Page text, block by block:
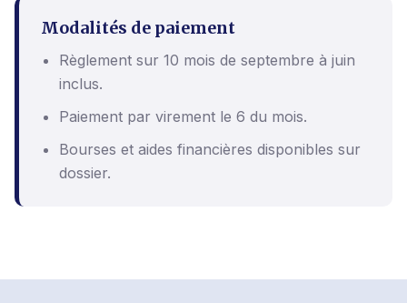
Modalités de paiement
Règlement sur 10 mois de septembre à juin
inclus.
Paiement par virement le 6 du mois.
Bourses et aides financières disponibles sur
dossier.